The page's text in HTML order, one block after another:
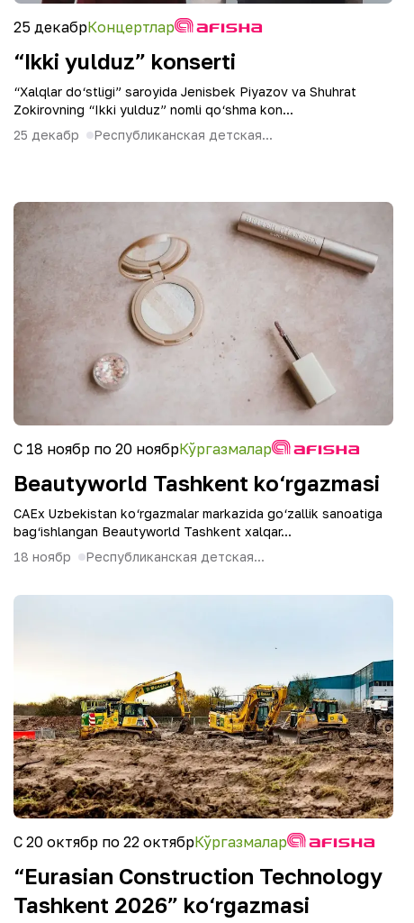
25 декабрКонцертлар
“Ikki yulduz” konserti
“Xalqlar do‘stligi” saroyida Jenisbek Piyazov va Shuhrat
Zokirovning “Ikki yulduz” nomli qo‘shma kon...
25 декабр
Республиканская детская...
С 18 ноябр по 20 ноябрКўргазмалар
Beautyworld Tashkent ko‘rgazmasi
CAEx Uzbekistan ko‘rgazmalar markazida go‘zallik sanoatiga
bag‘ishlangan Beautyworld Tashkent xalqar...
18 ноябр
Республиканская детская...
С 20 октябр по 22 октябрКўргазмалар
“Eurasian Construction Technology
Tashkent 2026” ko‘rgazmasi